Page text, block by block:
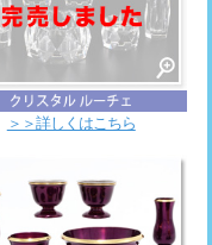
＞＞詳しくはこちら